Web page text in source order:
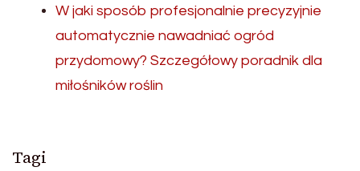
W jaki sposób profesjonalnie precyzyjnie
automatycznie nawadniać ogród
przydomowy? Szczegółowy poradnik dla
miłośników roślin
Tagi